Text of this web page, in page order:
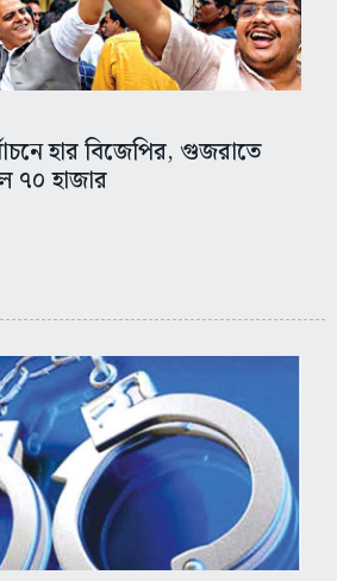
হার বিজেপির, গুজরাতে
৭০ হাজার